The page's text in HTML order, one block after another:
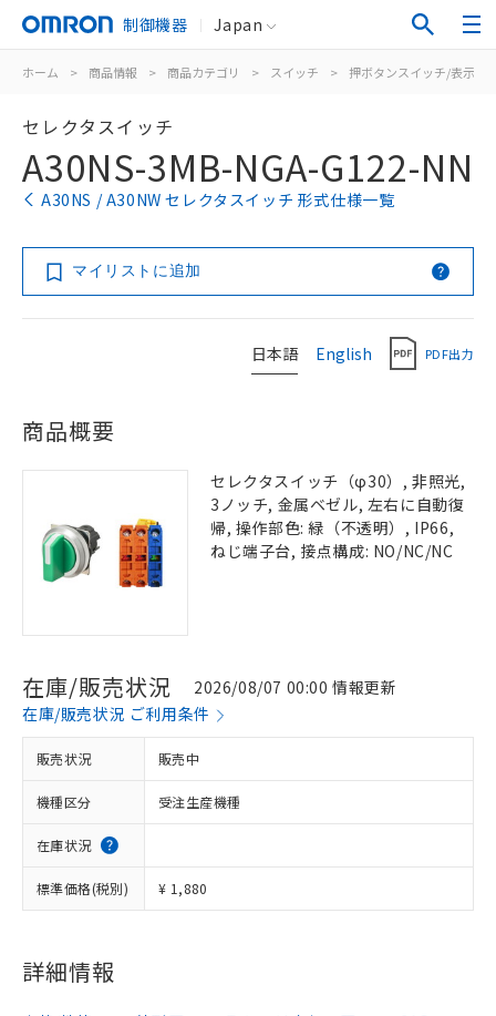
制御機器 Japan
ホーム > 商品情報 > 商品カテゴリ > スイッチ > 押ボタンスイッチ/表示灯
セレクタスイッチ
A30NS-3MB-NGA-G122-NN
A30NS / A30NW セレクタスイッチ 形式仕様一覧
マイリストに追加
日本語 English PDF出力
商品概要
セレクタスイッチ（φ30）, 非照光,
3ノッチ, 金属ベゼル, 左右に自動復
帰, 操作部色: 緑（不透明）, IP66,
ねじ端子台, 接点構成: NO/NC/NC
在庫/販売状況
2026/08/07 00:00 情報更新
在庫/販売状況 ご利用条件
販売状況 販売中
機種区分 受注生産機種
在庫状況
標準価格(税別) ¥ 1,880
詳細情報